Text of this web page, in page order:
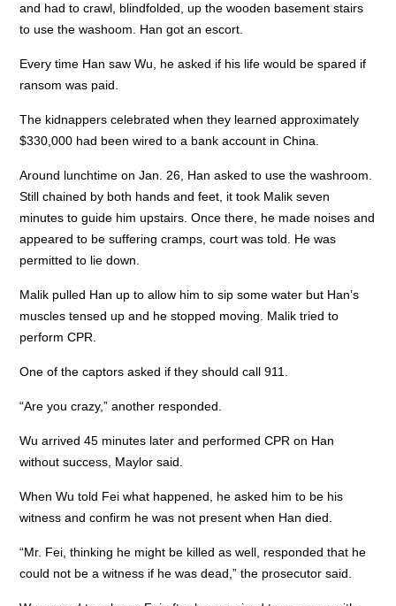
and had to crawl, blindfolded, up the wooden basement stairs
to use the washoom. Han got an escort.
Every time Han saw Wu, he asked if his life would be spared if
ransom was paid.
The kidnappers celebrated when they learned approximately
$330,000 had been wired to a bank account in China.
Around lunchtime on Jan. 26, Han asked to use the washroom.
Still chained by both hands and feet, it took Malik seven
minutes to guide him upstairs. Once there, he made noises and
appeared to be suffering cramps, court was told. He was
permitted to lie down.
Malik pulled Han up to allow him to sip some water but Han’s
muscles tensed up and he stopped moving. Malik tried to
perform CPR.
One of the captors asked if they should call 911.
“Are you crazy,” another responded.
Wu arrived 45 minutes later and performed CPR on Han
without success, Maylor said.
When Wu told Fei what happened, he asked him to be his
witness and confirm he was not present when Han died.
“Mr. Fei, thinking he might be killed as well, responded that he
could not be a witness if he was dead,” the prosecutor said.